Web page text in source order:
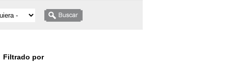
Filtrado por